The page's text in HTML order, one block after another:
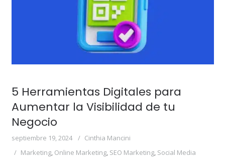
5 Herramientas Digitales para
Aumentar la Visibilidad de tu
Negocio
septiembre 19, 2024
Cinthia Mancini
Marketing, Online Marketing, SEO Marketing, Social Media